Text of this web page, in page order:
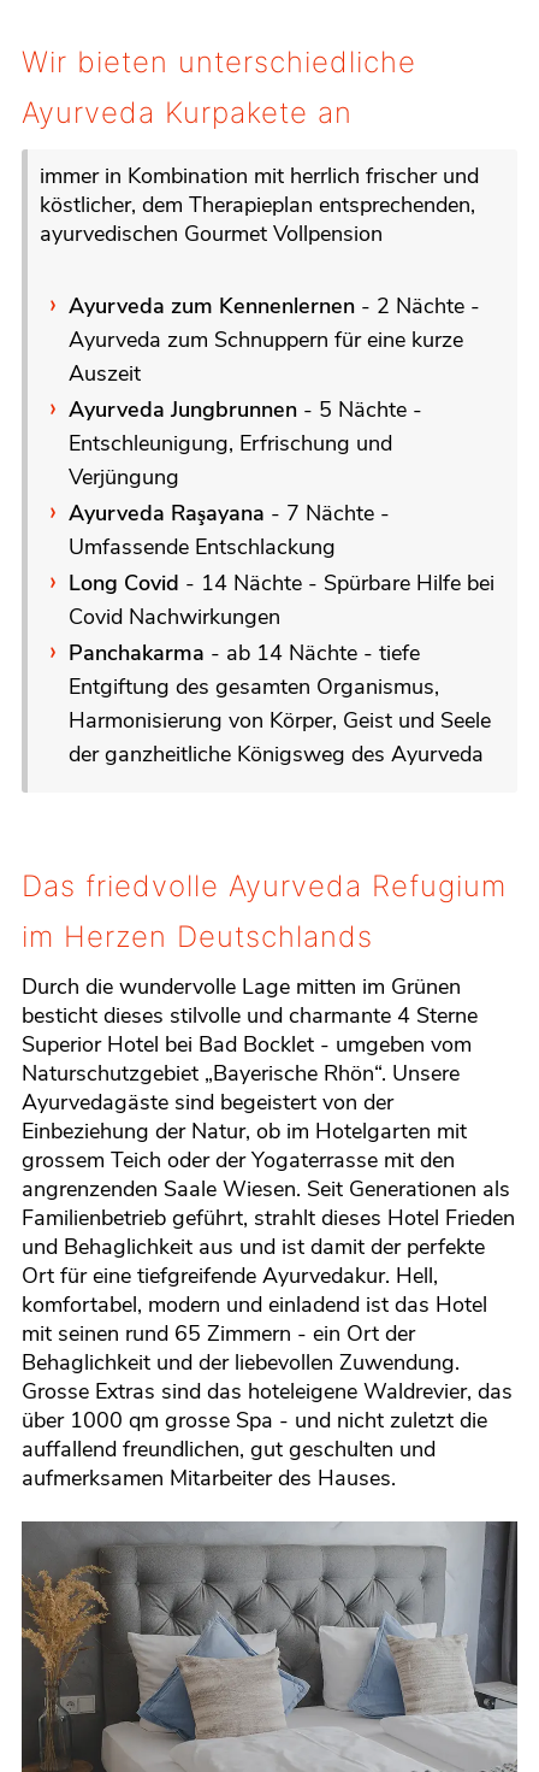
Wir bieten unterschiedliche
Ayurveda Kurpakete an
immer in Kombination mit herrlich frischer und
köstlicher, dem Therapieplan entsprechenden,
ayurvedischen Gourmet Vollpension
Ayurveda zum Kennenlernen - 2 Nächte -
Ayurveda zum Schnuppern für eine kurze
Auszeit
Ayurveda Jungbrunnen - 5 Nächte -
Entschleunigung, Erfrischung und
Verjüngung
Ayurveda Raşayana - 7 Nächte -
Umfassende Entschlackung
Long Covid - 14 Nächte - Spürbare Hilfe bei
Covid Nachwirkungen
Panchakarma - ab 14 Nächte - tiefe
Entgiftung des gesamten Organismus,
Harmonisierung von Körper, Geist und Seele
der ganzheitliche Königsweg des Ayurveda
Das friedvolle Ayurveda Refugium
im Herzen Deutschlands
Durch die wundervolle Lage mitten im Grünen
besticht dieses stilvolle und charmante 4 Sterne
Superior Hotel bei Bad Bocklet - umgeben vom
Naturschutzgebiet „Bayerische Rhön“. Unsere
Ayurvedagäste sind begeistert von der
Einbeziehung der Natur, ob im Hotelgarten mit
grossem Teich oder der Yogaterrasse mit den
angrenzenden Saale Wiesen. Seit Generationen als
Familienbetrieb geführt, strahlt dieses Hotel Frieden
und Behaglichkeit aus und ist damit der perfekte
Ort für eine tiefgreifende Ayurvedakur. Hell,
komfortabel, modern und einladend ist das Hotel
mit seinen rund 65 Zimmern - ein Ort der
Behaglichkeit und der liebevollen Zuwendung.
Grosse Extras sind das hoteleigene Waldrevier, das
über 1000 qm grosse Spa - und nicht zuletzt die
auffallend freundlichen, gut geschulten und
aufmerksamen Mitarbeiter des Hauses.